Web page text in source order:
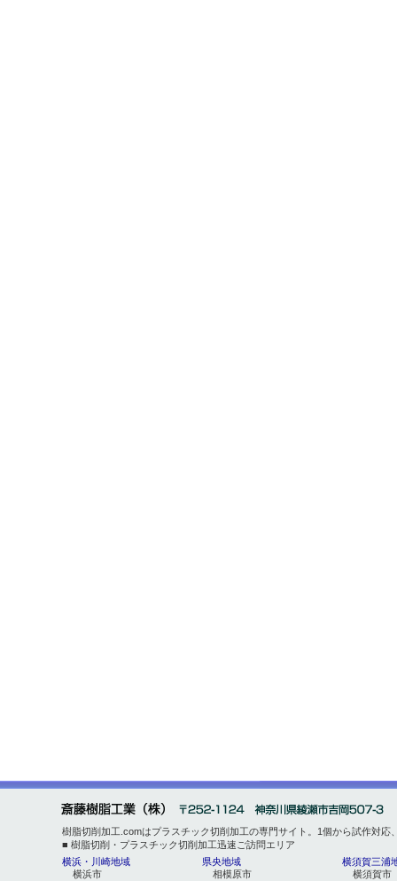
樹脂切削加工.comはプラスチック切削加工の専門サイト。1個から試作対
■ 樹脂切削・プラスチック切削加工迅速ご訪問エリア
横浜・川崎地域
横浜市
県央地域
相模原市
横須賀三浦
横須賀市